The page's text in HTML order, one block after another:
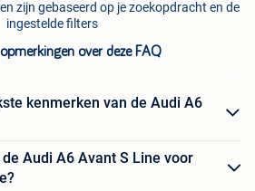
zijn gebaseerd op je zoekopdracht en de
ingestelde filters
over deze FAQ
kenmerken van de Audi A6
Audi A6 Avant S Line voor